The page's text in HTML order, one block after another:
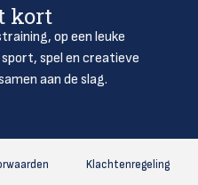
kort
op een leuke
spel en creatieve
aan de slag.
Klachtenregeling